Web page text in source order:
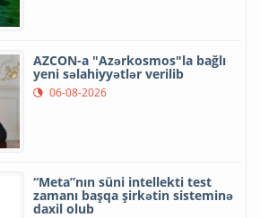
AZCON-a "Azərkosmos"la bağlı
yeni səlahiyyətlər verilib
06-08-2026
“Meta”nın süni intellekti test
zamanı başqa şirkətin sisteminə
daxil olub